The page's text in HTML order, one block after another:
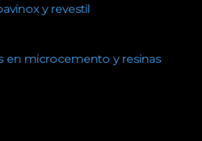
y revestil
en microcemento y resinas